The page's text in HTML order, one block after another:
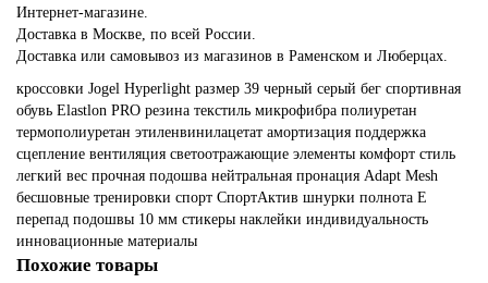
Интернет-магазине.
Доставка в Москве, по всей России.
Доставка или самовывоз из магазинов в Раменском и Люберцах.
кроссовки Jogel Hyperlight размер 39 черный серый бег спортивная
обувь Elastlon PRO резина текстиль микрофибра полиуретан
термополиуретан этиленвинилацетат амортизация поддержка
сцепление вентиляция светоотражающие элементы комфорт стиль
легкий вес прочная подошва нейтральная пронация Adapt Mesh
бесшовные тренировки спорт СпортАктив шнурки полнота Е
перепад подошвы 10 мм стикеры наклейки индивидуальность
инновационные материалы
Похожие товары